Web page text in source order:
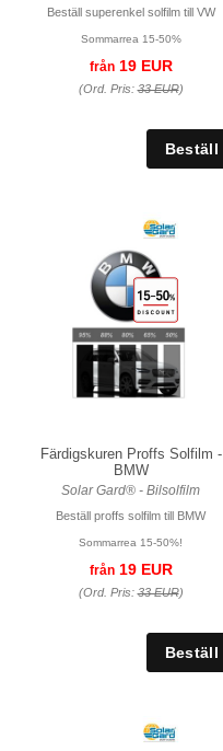
Beställ superenkel solfilm till VW
Sommarrea 15-50%
från19 EUR
(Ord. Pris:33 EUR)
Färdigskuren Proffs Solfilm -
BMW
Solar Gard® - Bilsolfilm
Beställ proffs solfilm till BMW
Sommarrea 15-50%!
från19 EUR
(Ord. Pris:33 EUR)